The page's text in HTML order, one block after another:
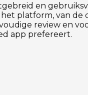
en
platform, van
review en
app prefereert.